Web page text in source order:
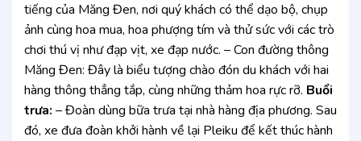
tiếng của Măng Đen, nơi quý khách có thể dạo bộ, chụp
ảnh cùng hoa mua, hoa phượng tím và thử sức với các trò
chơi thú vị như đạp vịt, xe đạp nước. – Con đường thông
Măng Đen: Đây là biểu tượng chào đón du khách với hai
hàng thông thẳng tắp, cùng những thảm hoa rực rỡ. Buổi
trưa: – Đoàn dùng bữa trưa tại nhà hàng địa phương. Sau
đó, xe đưa đoàn khởi hành về lại Pleiku để kết thúc hành